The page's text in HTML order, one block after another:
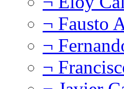
¬ Fausto
¬
¬